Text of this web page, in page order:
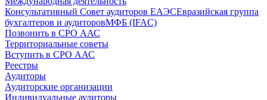
Консультативный Совет аудиторов ЕАЭСЕвразийская группа
бухгалтеров и аудиторовМФБ (IFAC)
Позвонить в СРО ААС
Территориальные советы
Вступить в СРО ААС
Реестры
Аудиторы
Аудиторские организации
Индивидуальные аудиторы